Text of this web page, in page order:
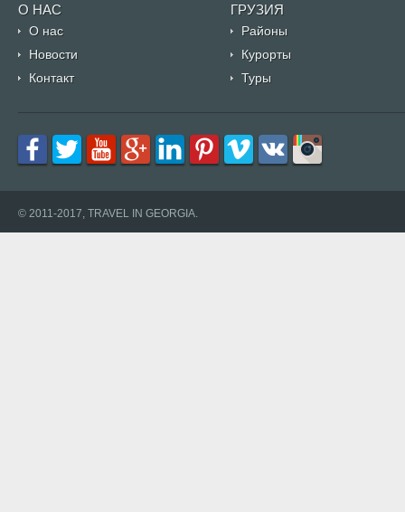
О НАС ГРУЗИЯ
О нас
Районы
Новости
Курорты
Контакт
Туры
© 2011-2017, TRAVEL IN GEORGIA.